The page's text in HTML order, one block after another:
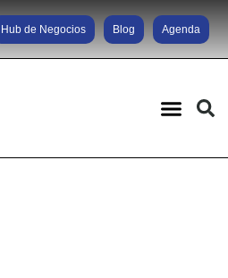
Hub de Negocios Blog Agenda